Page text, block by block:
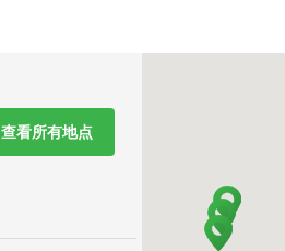
查看所有地点